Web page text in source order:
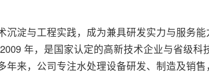
淀与工程实践，成为兼具研发实力与服务
年，是国家认定的高新技术企业与省级
来，公司专注水处理设备研发、制造及销